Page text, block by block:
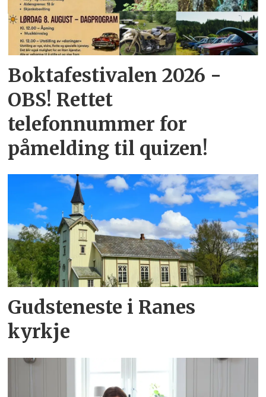
Boktafestivalen 2026 -
OBS! Rettet
telefonnummer for
påmelding til quizen!
Gudsteneste i Ranes
kyrkje